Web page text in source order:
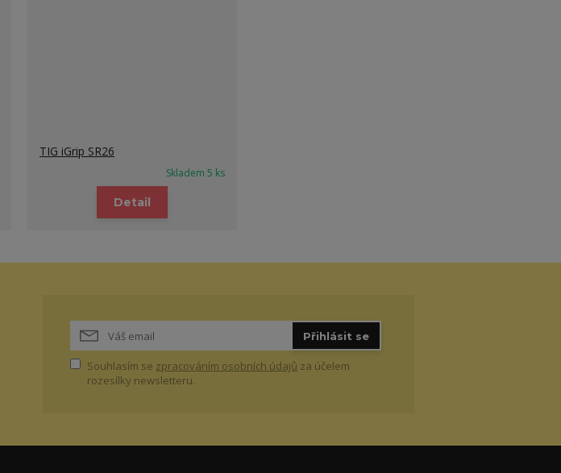
TIG iGrip SR26
Skladem 5 ks
Detail
Přihlásit se
Souhlasím se zpracováním osobních údajů za účelem
rozesílky newsletteru.